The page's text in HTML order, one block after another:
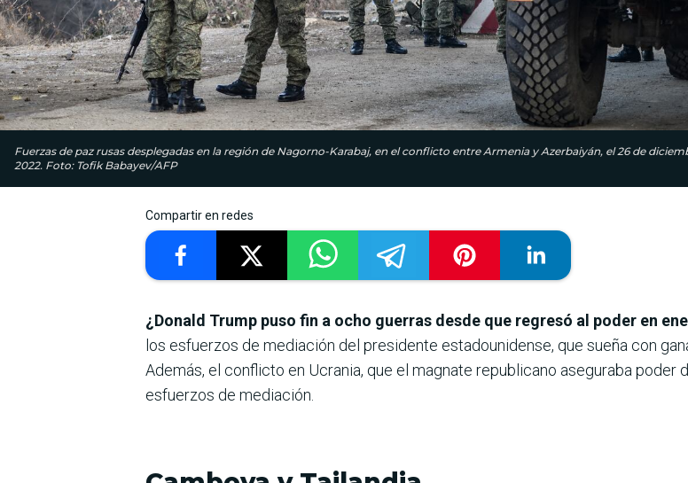
Fuerzas de paz rusas desplegadas en la región de Nagorno-Karabaj, en el conflicto entre Armenia y Azerbaiyán, el 26 de
2022. Foto: Tofik Babayev/AFP
Compartir en redes
¿Donald Trump puso fin a ocho guerras desde que regresó al poder en
los esfuerzos de mediación del presidente estadounidense, que sueña con
Además, el conflicto en Ucrania, que el magnate republicano aseguraba poder
esfuerzos de mediación.